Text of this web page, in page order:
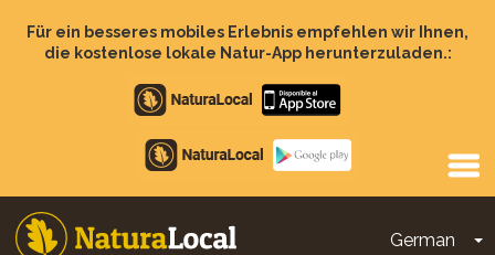
zumFür ein besseres mobiles Erlebnis empfehlen wir Ihnen,
die kostenlose lokale Natur-App herunterzuladen.:
Apple
store
Google
Play
German